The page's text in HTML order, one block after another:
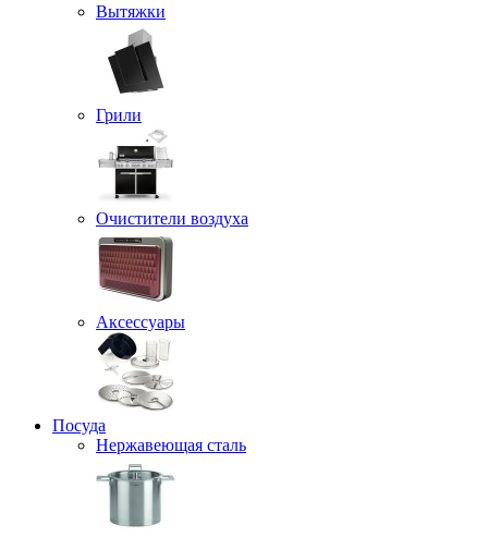
Вытяжки
Грили
Очистители воздуха
Аксессуары
Посуда
Нержавеющая сталь